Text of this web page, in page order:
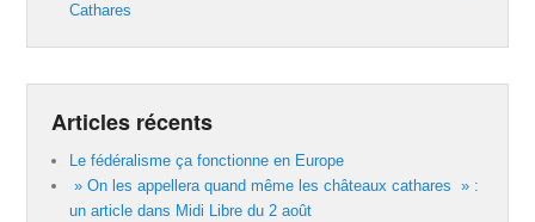
Cathares
Articles récents
Le fédéralisme ça fonctionne en Europe
» On les appellera quand même les châteaux cathares » :
un article dans Midi Libre du 2 août